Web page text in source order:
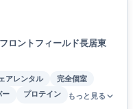
ロントフィールド長居東
アレンタル
完全個室
ー プロテイン もっと見る